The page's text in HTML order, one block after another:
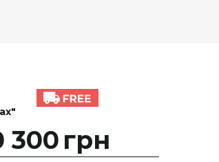
300 грн